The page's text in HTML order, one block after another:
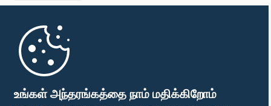
உங்கள் அந்தரங்கத்தை நாம் மதிக்கிறோம்
முதற்பக்கம்
பாராளுமன்ற கையடக்க செயலி